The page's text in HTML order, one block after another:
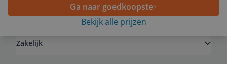
Ga naar goedkoopste
Bekijk alle prijzen
Zakelijk